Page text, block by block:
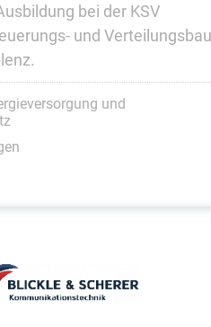
bei der KSV
und Verteilungsbau
und